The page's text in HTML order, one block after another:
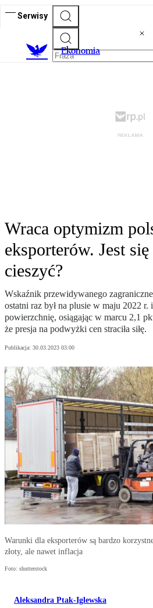
Serwisy
Ekonomia
Wraca optymizm
eksporterów. Jest
cieszyć?
Wskaźnik przewidywanego
ostatni raz był na plusie w maju 2022 r.
powierzchnię, osiągając w marcu 2,1
że presja na podwyżki cen straciła siłę.
Publikacja: 30.03.2023 03:00
Warunki dla eksporterów są bardzo
złoty, ale nawet inflacja
Foto: shutterstock
Aleksandra Ptak-Iglewska